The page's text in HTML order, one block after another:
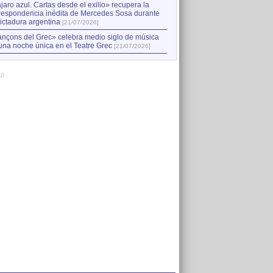
azul. Cartas desde el exilio» recupera la
inédita de Mercedes Sosa durante
argentina [21/07/2026]
del Grec» celebra medio siglo de música
noche única en el Teatre Grec [21/07/2026]